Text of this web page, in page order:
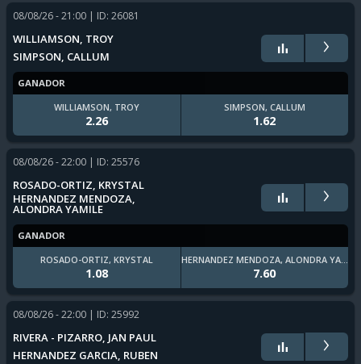
08/08/26 - 21:00 | ID: 26081
WILLIAMSON, TROY
SIMPSON, CALLUM
›
GANADOR
WILLIAMSON, TROY
2.26
SIMPSON, CALLUM
1.62
08/08/26 - 22:00 | ID: 25576
ROSADO-ORTIZ, KRYSTAL
HERNANDEZ MENDOZA,
ALONDRA YAMILE ›
GANADOR
ROSADO-ORTIZ, KRYSTAL
1.08
HERNANDEZ MENDOZA, ALONDRA YAMILE
7.60
08/08/26 - 22:00 | ID: 25992
RIVERA - PIZARRO, JAN PAUL
HERNANDEZ GARCIA, RUBEN
›